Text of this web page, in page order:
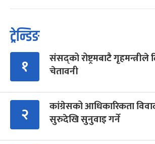
ट्रेन्डिङ
१
संसद्को रोष्ट्रमबाटै गृहमन्त्रीले
चेतावनी
२
कांग्रेसको आधिकारिकता
सुरुदेखि सुनुवाइ गर्ने